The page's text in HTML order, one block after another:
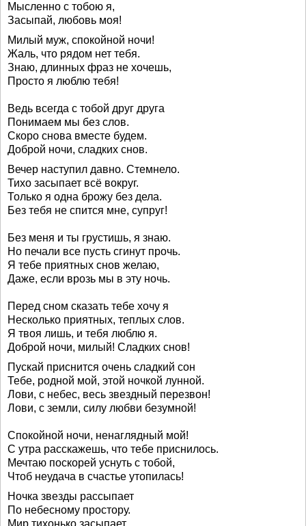
Мысленно с тобою я,
Засыпай, любовь моя!
Милый муж, спокойной ночи!
Жаль, что рядом нет тебя.
Знаю, длинных фраз не хочешь,
Просто я люблю тебя!
Ведь всегда с тобой друг друга
Понимаем мы без слов.
Скоро снова вместе будем.
Доброй ночи, сладких снов.
Вечер наступил давно. Стемнело.
Тихо засыпает всё вокруг.
Только я одна брожу без дела.
Без тебя не спится мне, супруг!
Без меня и ты грустишь, я знаю.
Но печали все пусть сгинут прочь.
Я тебе приятных снов желаю,
Даже, если врозь мы в эту ночь.
Перед сном сказать тебе хочу я
Несколько приятных, теплых слов.
Я твоя лишь, и тебя люблю я.
Доброй ночи, милый! Сладких снов!
Пускай приснится очень сладкий сон
Тебе, родной мой, этой ночкой лунной.
Лови, с небес, весь звездный перезвон!
Лови, с земли, силу любви безумной!
Спокойной ночи, ненаглядный мой!
С утра расскажешь, что тебе приснилось.
Мечтаю поскорей уснуть с тобой,
Чтоб неудача в счастье утопилась!
Ночка звезды рассыпает
По небесному простору.
Мир тихонько засыпает